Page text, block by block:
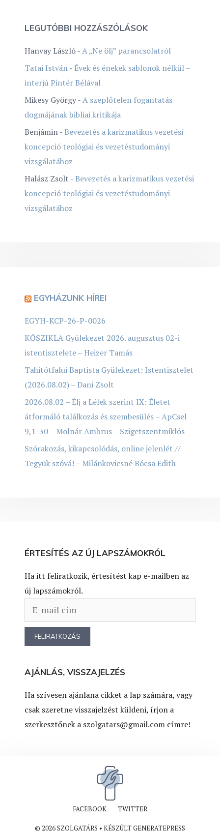
LEGUTÓBBI HOZZÁSZÓLÁSOK
Hanvay László-A „Ne ölj” parancsolatról
Tatai István- Évek és énekek sablonok nélkül –
interjú Pintér Bélával
Mikesy György-A szeplőtelen fogantatás
dogmájának bibliai kritikája
Benjámin-Bevezetés a karizmatikus vezetési
koncepció teológiai és vezetéstudományi
vizsgálatához
Halász Zsolt -Bevezetés a karizmatikus vezetési
koncepció teológiai és vezetéstudományi
vizsgálatához
EGYHÁZUNK HÍREI
EGYH-KCP-26-P-0026
KŐSZIKLA Gyülekezet 2026. augusztus 02-i
istentisztelete – Heizer Tamás
Tahitótfalui Baptista Gyülekezet: Istentisztelet
(2026.08.02) – Dani Zsolt
2026.08.02 – Élj a Lélek szerint IX: Életet
átformáló találkozás és szembesülés – ApCsel
9,1-30 – Molnár Ambrus – Szigetszentmiklós
Szórakozás, kikapcsolódás, online jelenlét //
Tegyük szóvá! – Milánkovicsné Bócsa Edith
ÉRTESÍTÉS AZ ÚJ LAPSZÁMOKRÓL
Ha itt feliratkozik, értesítést kap e-mailben az
új lapszámokról.
AJÁNLÁS, VISSZAJELZÉS
Ha szívesen ajánlana cikket a lap számára, vagy
csak szeretne visszajelzést küldeni, írjon a
szerkesztőnek a szolgatars@gmail.com címre!
FACEBOOK TWITTER
© 2026 SZOLGATÁRS • KÉSZÜLTGENERATEPRESS